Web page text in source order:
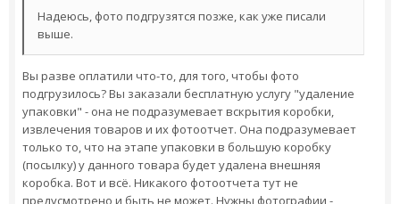
Надеюсь, фото подгрузятся позже, как уже писали
выше.
Вы разве оплатили что-то, для того, чтобы фото
подгрузилось? Вы заказали бесплатную услугу "удаление
упаковки" - она не подразумевает вскрытия коробки,
извлечения товаров и их фотоотчет. Она подразумевает
только то, что на этапе упаковки в большую коробку
(посылку) у данного товара будет удалена внешняя
коробка. Вот и всё. Никакого фотоотчета тут не
предусмотрено и быть не может. Нужны фотографии -